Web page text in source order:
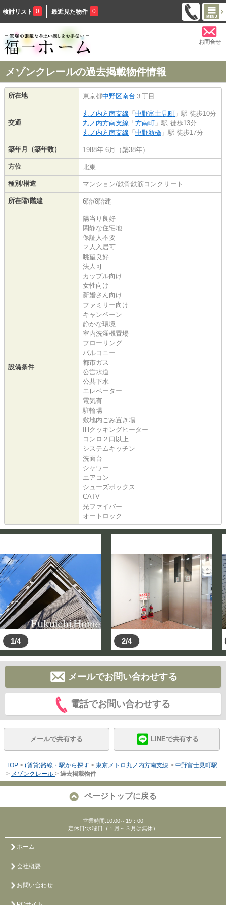
検討リスト 0 最近見た物件 0
お問合せ
メゾンクレールの過去掲載物件情報
所在地 東京都中野区南台 ３丁目
交通
丸ノ内方南支線 「中野富士見町 」駅 徒歩10分
丸ノ内方南支線 「方南町 」駅 徒歩13分
丸ノ内方南支線 「中野新橋 」駅 徒歩17分
築年月（築年数） 1988年 6月（築38年）
方位 北東
種別/構造 マンション/鉄骨鉄筋コンクリート
所在階/階建 6階/8階建
設備条件
陽当り良好
閑静な住宅地
保証人不要
２人入居可
眺望良好
法人可
カップル向け
女性向け
新婚さん向け
ファミリー向け
キャンペーン
静かな環境
室内洗濯機置場
フローリング
バルコニー
都市ガス
公営水道
公共下水
エレベーター
電気有
駐輪場
敷地内ごみ置き場
IHクッキングヒーター
コンロ２口以上
システムキッチン
洗面台
シャワー
エアコン
シューズボックス
CATV
光ファイバー
オートロック
1/4 2/4
メールでお問い合わせする
電話でお問い合わせする
メールで共有する LINEで共有する
TOP > (賃貸)路線・駅から探す > 東京メトロ丸ノ内方南支線 > 中野富士見町駅
> メゾンクレール > 過去掲載物件
ページトップに戻る
営業時間:10:00～19：00
定休日:水曜日（１月～３月は無休）
ホーム
会社概要
お問い合わせ